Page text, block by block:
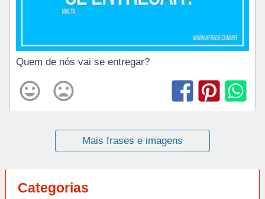
Quem de nós vai se entregar?
Mais frases e imagens
Categorias